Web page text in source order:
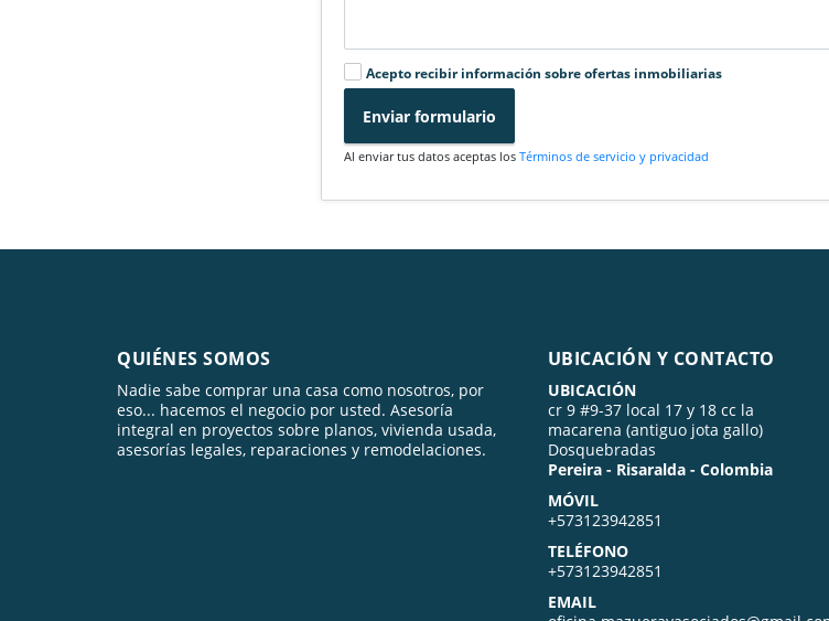
Acepto recibir información sobre ofertas inmobiliarias
Enviar formulario
Al enviar tus datos aceptas losTérminos de servicio y privacidad
QUIÉNES SOMOS
Nadie sabe comprar una casa como nosotros, por
eso... hacemos el negocio por usted. Asesoría
integral en proyectos sobre planos, vivienda usada,
asesorías legales, reparaciones y remodelaciones.
UBICACIÓN Y CONTACTO
UBICACIÓN
cr 9 #9-37 local 17 y 18 cc la
macarena (antiguo jota gallo)
Dosquebradas
Pereira - Risaralda - Colombia
MÓVIL
+573123942851
TELÉFONO
+573123942851
EMAIL